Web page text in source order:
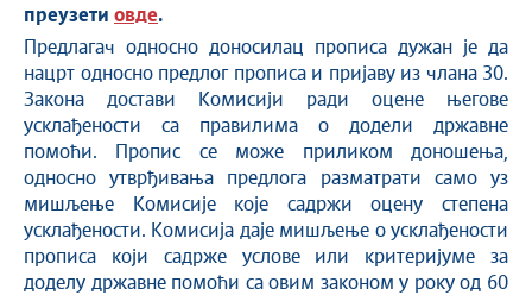
преузети овде.
Предлагач односно доносилац прописа дужан је да
нацрт односно предлог прописа и пријаву из члана 30.
Закона достави Комисији ради оцене његове
усклађености са правилима о додели државне
помоћи. Пропис се може приликом доношења,
односно утврђивања предлога разматрати само уз
мишљење Комисије које садржи оцену степена
усклађености. Комисија даје мишљење о усклађености
прописа који садрже услове или критеријуме за
доделу државне помоћи са овим законом у року од 60